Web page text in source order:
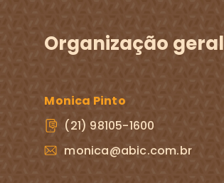
Organização geral
Monica Pinto
(21) 98105-1600
monica@abic.com.br